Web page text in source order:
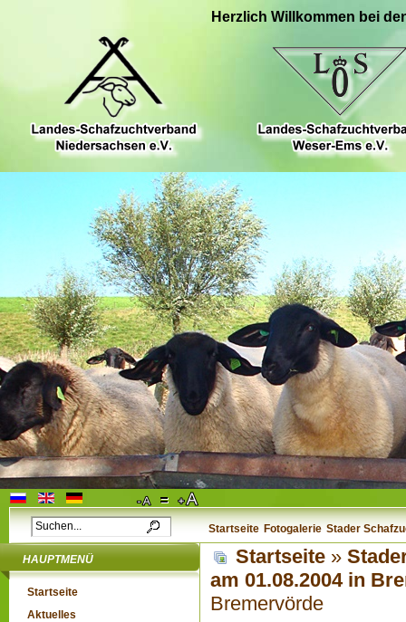
Herzlich Willkommen bei
Startseite Fotogalerie Stader
HAUPTMENÜ
Startseite
Aktuelles
Startseite »
am 01.08.2004 in
Bremervörde